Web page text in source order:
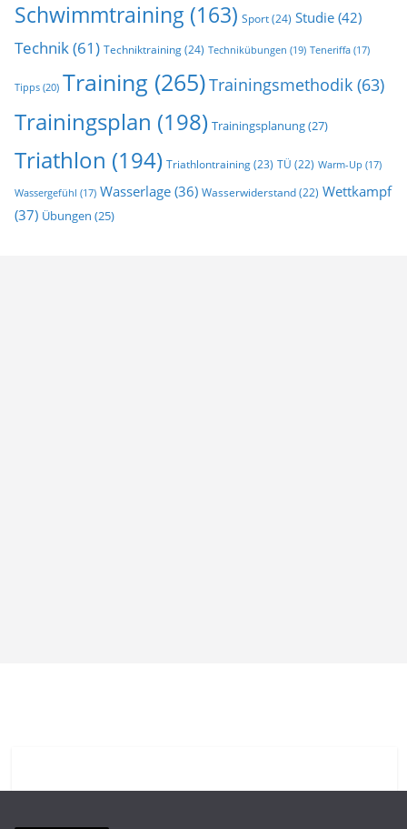
Schwimmtraining (163) Sport(24) Studie (42)
Technik(61) Techniktraining(24) Technikübungen (19) Teneriffa (17)
Tipps (20) Training (265)Trainingsmethodik (63)
Trainingsplan (198) Trainingsplanung(27)
Triathlon (194) Triathlontraining(23) TÜ (22) Warm-Up (17)
Wassergefühl (17) Wasserlage (36) Wasserwiderstand(22) Wettkampf
(37) Übungen (25)